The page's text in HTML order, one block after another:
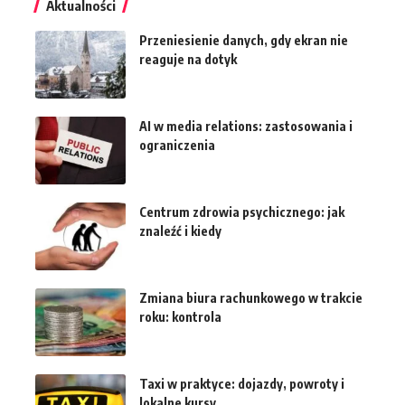
Aktualności
Przeniesienie danych, gdy ekran nie
reaguje na dotyk
AI w media relations: zastosowania i
ograniczenia
Centrum zdrowia psychicznego: jak
znaleźć i kiedy
Zmiana biura rachunkowego w trakcie
roku: kontrola
Taxi w praktyce: dojazdy, powroty i